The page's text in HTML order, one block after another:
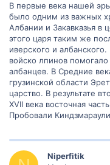
В первые века нашей
было одним из важных
Албании и Закавказья в
этого царя таким же
иверского и
войско лпинов
албанцев. В Средние
грузинской области
царство. В результате
XVII века восточная
Пробовали
Niperfitik